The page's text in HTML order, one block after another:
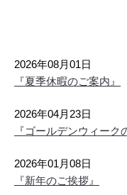
仲介手数料30%OFF
尼崎市 次屋３丁目 中古
26/08/09
仲介手数料無料（
尼崎市 長洲東通２丁目
2026年08月01日
『夏季休暇のご案内』
2026年04月23日
『ゴールデンウィーク
2026年01月08日
『新年のご挨拶』